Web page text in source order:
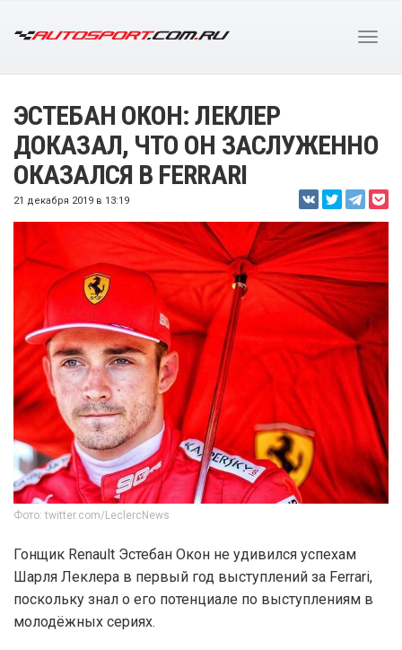
ЭСТЕБАН ОКОН: ЛЕКЛЕР
ДОКАЗАЛ, ЧТО ОН ЗАСЛУЖЕННО
ОКАЗАЛСЯ В FERRARI
21 декабря 2019 в 13:19
Фото: twitter.com/LeclercNews
Гонщик Renault Эстебан Окон не удивился успехам
Шарля Леклера в первый год выступлений за Ferrari,
поскольку знал о его потенциале по выступлениям в
молодёжных сериях.